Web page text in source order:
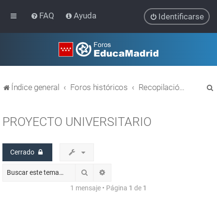
FAQ Ayuda Identificarse
Índice general Foros históricos Recopilación de hilos de foros cerrados
PROYECTO UNIVERSITARIO
Cerrado
Buscar
1 mensaje • Página 1 de 1